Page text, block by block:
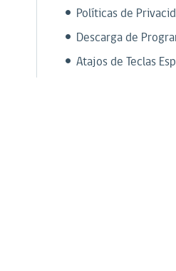
Políticas de
Descarga de
Atajos de Teclas